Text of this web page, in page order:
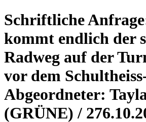
Schriftliche
kommt endlich der
Radweg auf der
vor dem
Abgeordneter:
(GRÜNE) /